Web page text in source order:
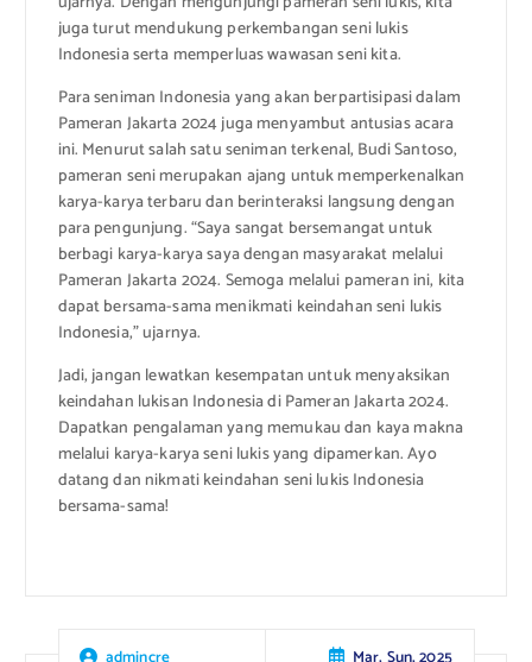
juga turut mendukung perkembangan seni lukis
Indonesia serta memperluas wawasan seni kita.
Para seniman Indonesia yang akan berpartisipasi dalam
Pameran Jakarta 2024 juga menyambut antusias acara
ini. Menurut salah satu seniman terkenal, Budi Santoso,
pameran seni merupakan ajang untuk memperkenalkan
karya-karya terbaru dan berinteraksi langsung dengan
para pengunjung. “Saya sangat bersemangat untuk
berbagi karya-karya saya dengan masyarakat melalui
Pameran Jakarta 2024. Semoga melalui pameran ini, kita
dapat bersama-sama menikmati keindahan seni lukis
Indonesia,” ujarnya.
Jadi, jangan lewatkan kesempatan untuk menyaksikan
keindahan lukisan Indonesia di Pameran Jakarta 2024.
Dapatkan pengalaman yang memukau dan kaya makna
melalui karya-karya seni lukis yang dipamerkan. Ayo
datang dan nikmati keindahan seni lukis Indonesia
bersama-sama!
Mar, Sun, 2025